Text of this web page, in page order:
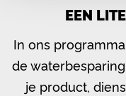
EEN
In ons
de
je product,